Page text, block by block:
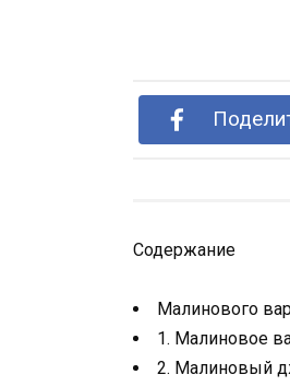
Содержание
Малинового
1. Малиновое
2. Малиновый